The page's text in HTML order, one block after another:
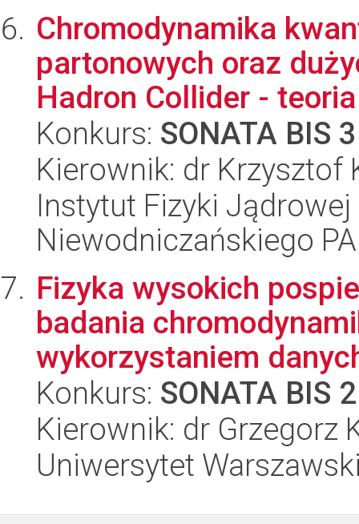
Chromodynamika
partonowych oraz
Hadron Collider -
Konkurs: SONATA BIS 3
Kierownik: dr Krzysztof
Instytut Fizyki
Niewodniczańskiego
Fizyka wysokich
badania
wykorzystaniem
Konkurs: SONATA BIS 2
Kierownik: dr Grzegorz
Uniwersytet